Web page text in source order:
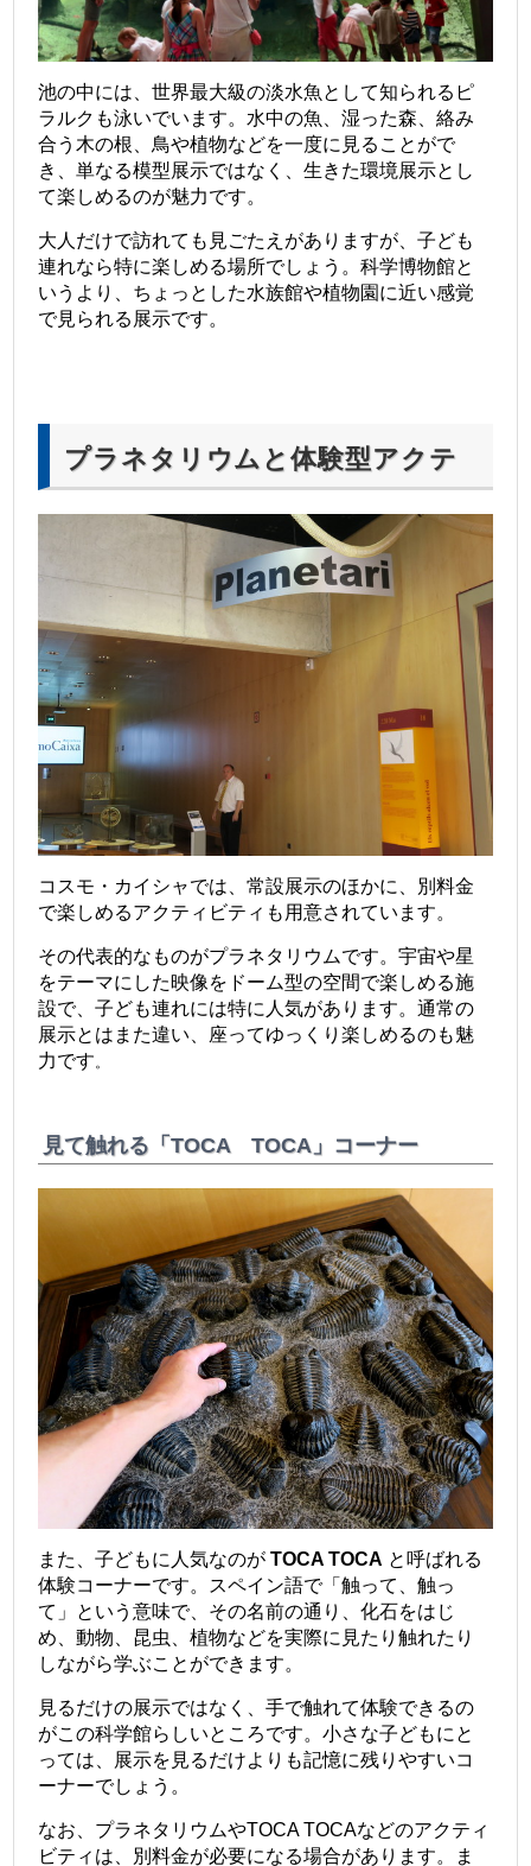
池の中には、世界最大級の淡水魚として知られるピ
ラルクも泳いでいます。水中の魚、湿った森、絡み
合う木の根、鳥や植物などを一度に見ることがで
き、単なる模型展示ではなく、生きた環境展示とし
て楽しめるのが魅力です。
大人だけで訪れても見ごたえがありますが、子ども
連れなら特に楽しめる場所でしょう。科学博物館と
いうより、ちょっとした水族館や植物園に近い感覚
で見られる展示です。
プラネタリウムと体験型アクテ
ィビティ
コスモ・カイシャでは、常設展示のほかに、別料金
で楽しめるアクティビティも用意されています。
その代表的なものがプラネタリウムです。宇宙や星
をテーマにした映像をドーム型の空間で楽しめる施
設で、子ども連れには特に人気があります。通常の
展示とはまた違い、座ってゆっくり楽しめるのも魅
力です 。
見て触れる「TOCA TOCA」コーナー
また、子どもに人気なのがTOCA TOCA と呼ばれる
体験コーナーです。スペイン語で「触って、触っ
て」という意味で、その名前の通り、化石をはじ
め、動物、昆虫、植物などを実際に見たり触れたり
しながら学ぶことができます。
見るだけの展示ではなく、手で触れて体験できるの
がこの科学館らしいところです。小さな子どもにと
っては、展示を見るだけよりも記憶に残りやすいコ
ーナーでしょう。
なお、プラネタリウムやTOCA TOCAなどのアクティ
ビティは、別料金が必要になる場合があります。ま